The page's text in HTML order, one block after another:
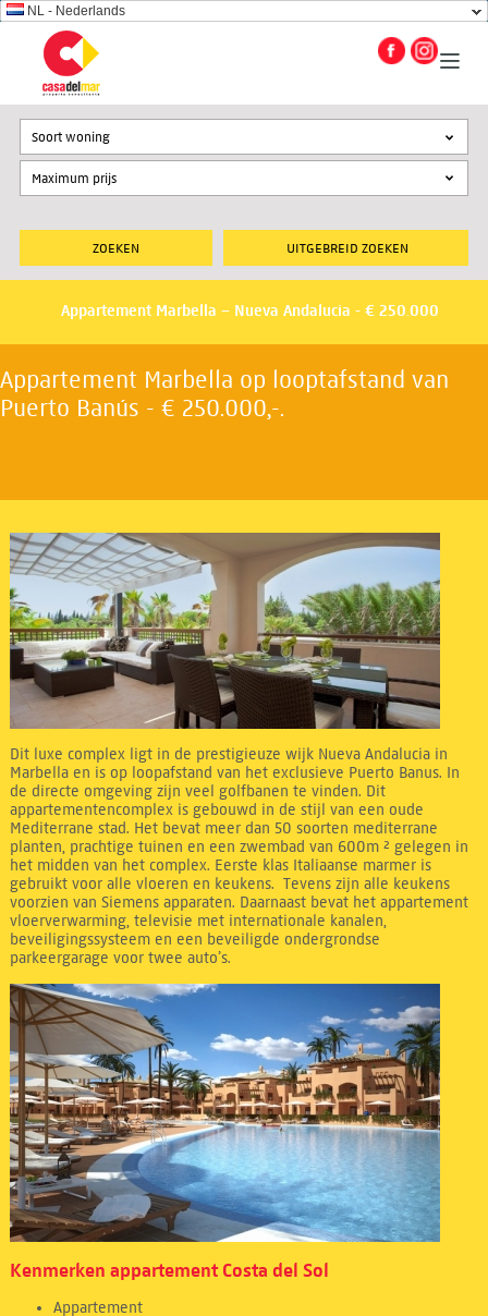
NL - Nederlands
UITGEBREID ZOEKEN
Soort woning
Appartement Marbella – Nueva Andalucia - € 250.000
Appartement Marbella op looptafstand van
Puerto Banús - € 250.000,-.
Dit luxe complex ligt in de prestigieuze wijk Nueva Andalucia in
Marbella en is op loopafstand van het exclusieve Puerto Banus. In
de directe omgeving zijn veel golfbanen te vinden. Dit
appartementencomplex is gebouwd in de stijl van een oude
Mediterrane stad. Het bevat meer dan 50 soorten mediterrane
planten, prachtige tuinen en een zwembad van 600m ² gelegen in
het midden van het complex. Eerste klas Italiaanse marmer is
gebruikt voor alle vloeren en keukens. Tevens zijn alle keukens
voorzien van Siemens apparaten. Daarnaast bevat het appartement
vloerverwarming, televisie met internationale kanalen,
beveiligingssysteem en een beveiligde ondergrondse
parkeergarage voor twee auto’s.
Kenmerken appartement Costa del Sol
Appartement